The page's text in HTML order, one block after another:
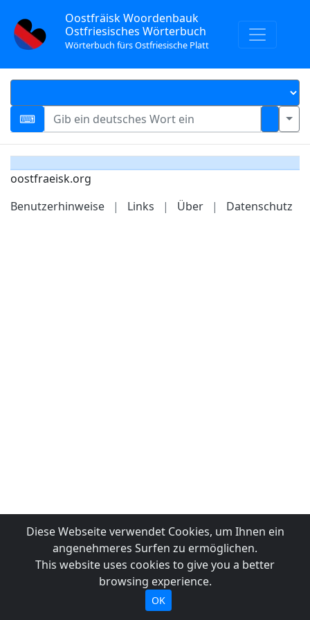
Oostfräisk Woordenbauk
Ostfriesisches Wörterbuch
Wörterbuch fürs Ostfriesische Platt
oostfraeisk.org
Benutzerhinweise
| Links | Über | Datenschutz
Diese Webseite verwendet Cookies, um Ihnen ein
angenehmeres Surfen zu ermöglichen.
This website uses cookies to give you a better
browsing experience.
OK